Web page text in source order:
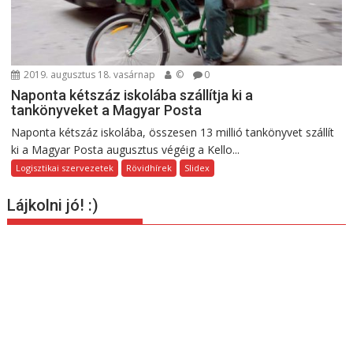
2019. augusztus 18. vasárnap © 0
Naponta kétszáz iskolába szállítja ki a
tankönyveket a Magyar Posta
Naponta kétszáz iskolába, összesen 13 millió tankönyvet szállít
ki a Magyar Posta augusztus végéig a Kello...
Logisztikai szervezetek Rövidhírek Slidex
Lájkolni jó! :)